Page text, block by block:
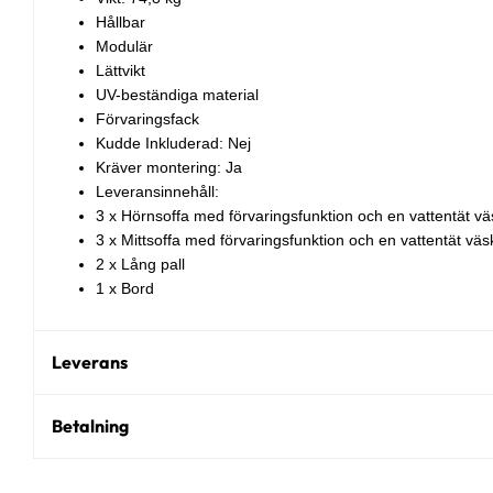
Hållbar
Modulär
Lättvikt
UV-beständiga material
Förvaringsfack
Kudde Inkluderad: Nej
Kräver montering: Ja
Leveransinnehåll:
3 x Hörnsoffa med förvaringsfunktion och en vattentät
3 x Mittsoffa med förvaringsfunktion och en vattentät
2 x Lång pall
1 x Bord
Leverans
Betalning